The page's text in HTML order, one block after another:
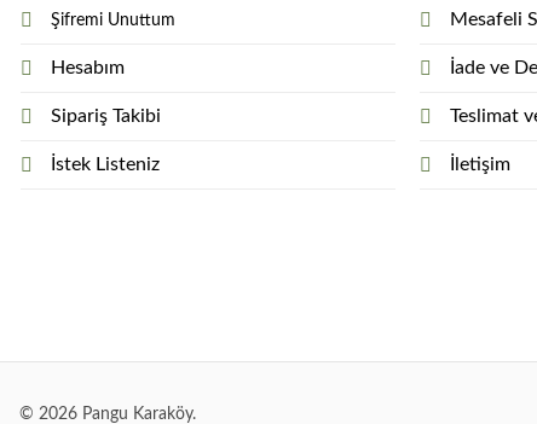
Şifremi Unuttum
Hesabım
Sipariş Takibi
İstek Listeniz
Mesafeli
İade ve
Teslimat
İletişim
© 2026 Pangu Karaköy.